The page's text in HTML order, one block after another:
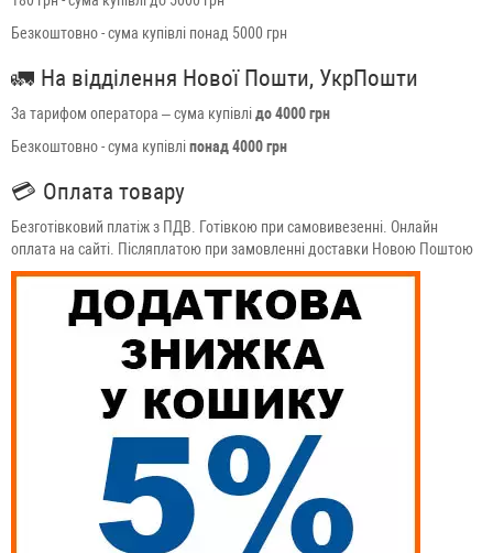
Безкоштовно - сума купівлі понад 5000 грн
🚛 На відділення Нової Пошти, УкрПошти
За тарифом оператора – сума купівлідо 4000 грн
Безкоштовно - сума купівліпонад 4000 грн
💳 Оплата товару
Безготівковий платіж з ПДВ. Готівкою при самовивезенні. Онлайн
оплата на сайті. Післяплатою при замовленні доставки Новою Поштою